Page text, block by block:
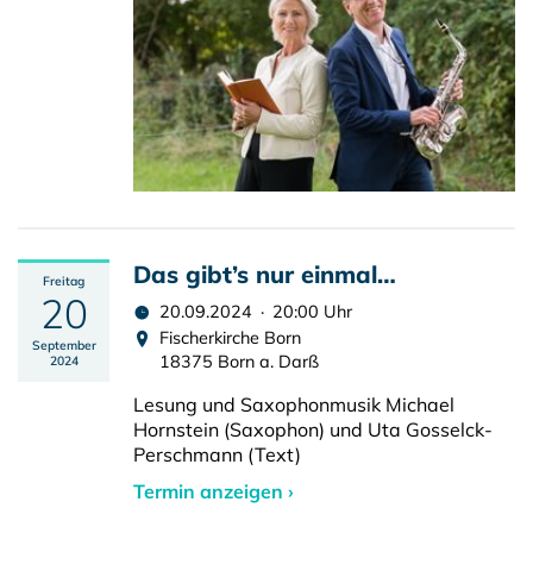
Freitag
20
September
2024
Das gibt’s nur einmal…
20.09.2024 · 20:00 Uhr
Fischerkirche Born
18375 Born a. Darß
Lesung und Saxophonmusik Michael
Hornstein (Saxophon) und Uta Gosselck-
Perschmann (Text)
Termin anzeigen ›